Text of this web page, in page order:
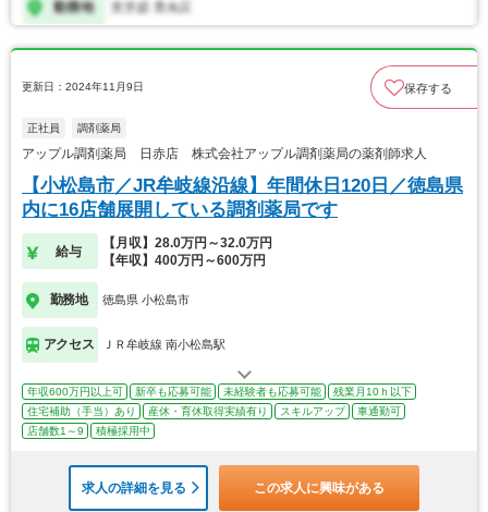
更新日：2024年11月9日 保存する
正社員 調剤薬局
アップル調剤薬局 日赤店 株式会社アップル調剤薬局の薬剤師求人
【小松島市／JR牟岐線沿線】年間休日120日／徳島県
内に16店舗展開している調剤薬局です
給与
【月収】28.0万円～32.0万円
【年収】400万円～600万円
勤務地 徳島県 小松島市
アクセス ＪＲ牟岐線 南小松島駅
年収600万円以上可 新卒も応募可能 未経験者も応募可能
残業月10ｈ以下
住宅補助（手当）あり
産休・育休取得実績有り スキルアップ
車通勤可
店舗数1～9
積極採用中
求人の詳細を見る この求人に興味がある